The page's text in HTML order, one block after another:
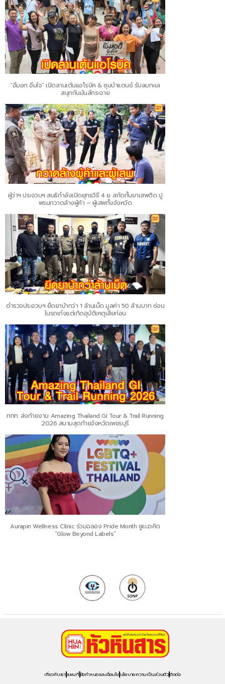
“อิ่มอก อิ่มใจ” เปิดลานเต้นแอโรบิค & ซุมบ้าแดนซ์ รับลมทะเล
สนุกกันมันส์กระจาย
ผู้ว่าฯ ประจวบฯ สนธิกำลังเปิดยุทธวิธี 4 ย. สกัดกั้นยาเสพติด ปู
พรมกวาดล้างผู้ค้า – ผู้เสพทั้งจังหวัด
ตำรวจประจวบฯ ยึดยาบ้ากว่า 1 ล้านเม็ด มูลค่า 50 ล้านบาท ซ่อน
ในรถเก๋งแต่เกิดอุบัติเหตุเสียก่อน
ททท. ส่งท้ายงาน Amazing Thailand GI Tour & Trail Running
2026 สนามสุดท้ายจังหวัดเพชรบุรี
Aurapin Wellness Clinic ร่วมฉลอง Pride Month ชูแนวคิด
“Glow Beyond Labels”
เกี่ยวกับเรา แผนที่ข้อกำหนดและเงื่อนไข นโยบายความเป็นส่วนตัวติดต่อ